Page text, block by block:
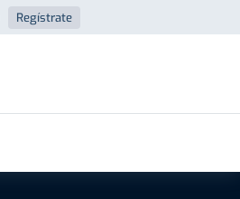
Regístrate